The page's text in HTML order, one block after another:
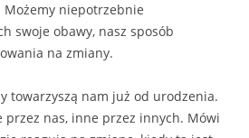
niepotrzebnie
swoje obawy, nasz sposób
na zmiany.
towarzyszą nam już od urodzenia.
przez nas, inne przez innych. Mówi